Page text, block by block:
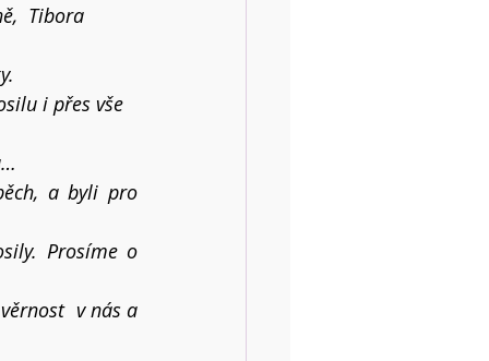
Tibora
i přes vše
a byli pro
Prosíme o
v nás a